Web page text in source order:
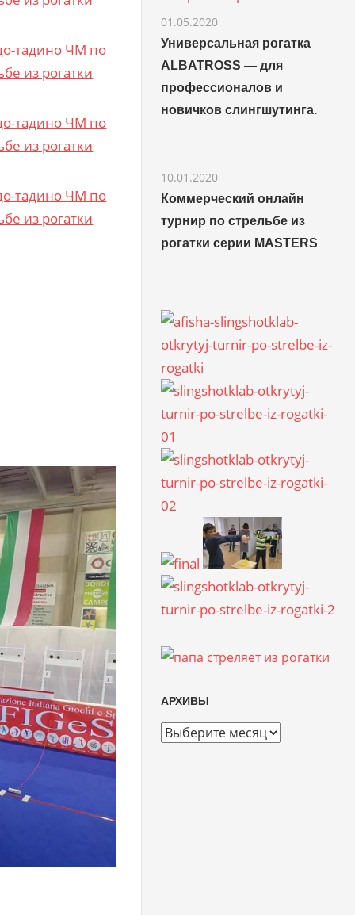
01.05.2020
Универсальная рогатка
ALBATROSS — для
профессионалов и
новичков слингшутинга.
10.01.2020
Коммерческий онлайн
турнир по стрельбе из
рогатки серии MASTERS
АРХИВЫ
Архивы